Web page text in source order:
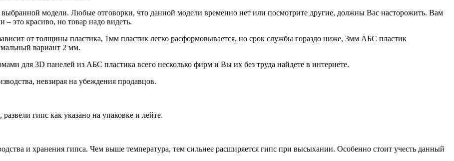
модели. Любые отговорки, что данной модели временно нет или посмотрите другие, должны Вас насторожить. Вам
это красиво, но товар надо видеть.
от толщины пластика, 1мм пластик легко расформовывается, но срок службы гораздо ниже, 3мм АБС пластик
вариант 2 мм.
для 3D панелей из АБС пластика всего несколько фирм и Вы их без труда найдете в интернете.
невзирая на убеждения продавцов.
гипс как указано на упаковке и лейте.
и хранения гипса. Чем выше температура, тем сильнее расширяется гипс при высыхании. Особенно стоит учесть данный